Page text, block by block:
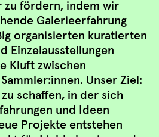
fördern, indem wir
Galerieerfahrung
organisierten kuratierten
Einzelausstellungen
Kluft zwischen
Unser Ziel:
schaffen, in der sich
und Ideen
Projekte entstehen